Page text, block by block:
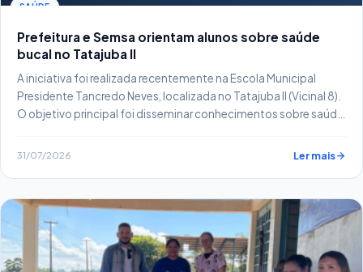
SAÚDE
Prefeitura e Semsa orientam alunos sobre saúde
bucal no Tatajuba II
A iniciativa foi realizada recentemente na Escola Municipal
Presidente Tancredo Neves, localizada no Tatajuba II (Vicinal 8).
O objetivo principal foi disseminar conhecimentos sobre saúde
31/07/2026 Ler mais